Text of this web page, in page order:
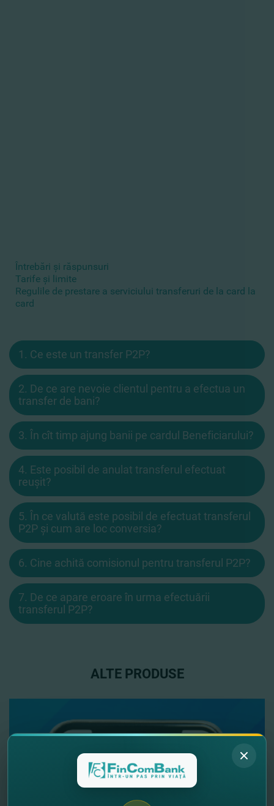
Întrebări şi răspunsuri
Tarife şi limite
Regulile de prestare a serviciului transferuri de la card la
card
1. Ce este un transfer P2P?
2. De ce are nevoie clientul pentru a efectua un
transfer de bani?
3. În cît timp ajung banii pe cardul Beneficiarului?
4. Este posibil de anulat transferul efectuat
reuşit?
5. În ce valută este posibil de efectuat transferul
P2P şi cum are loc conversia?
6. Cine achită comisionul pentru transferul P2P?
7. De ce apare eroare în urma efectuării
transferul P2P?
ALTE PRODUSE